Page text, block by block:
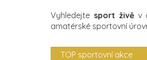
Vyhledejte sport živěv
amatérské sportovní
TOP sportovní akce